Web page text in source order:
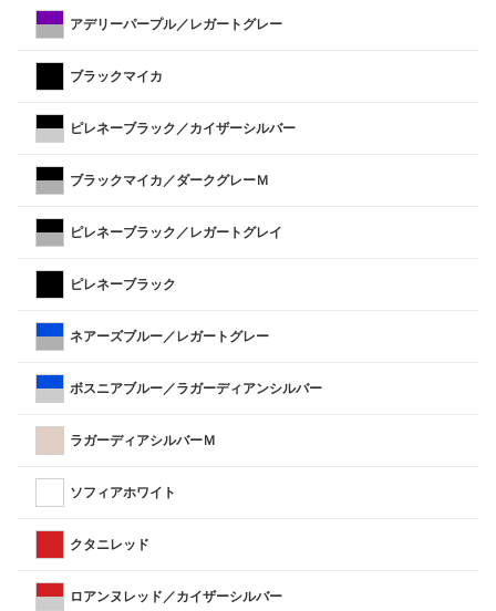
アデリーパープル／レガートグレー
ブラックマイカ
ピレネーブラック／カイザーシルバー
ブラックマイカ／ダークグレーＭ
ピレネーブラック／レガートグレイ
ピレネーブラック
ネアーズブルー／レガートグレー
ボスニアブルー／ラガーディアンシルバー
ラガーディアシルバーＭ
ソフィアホワイト
クタニレッド
ロアンヌレッド／カイザーシルバー